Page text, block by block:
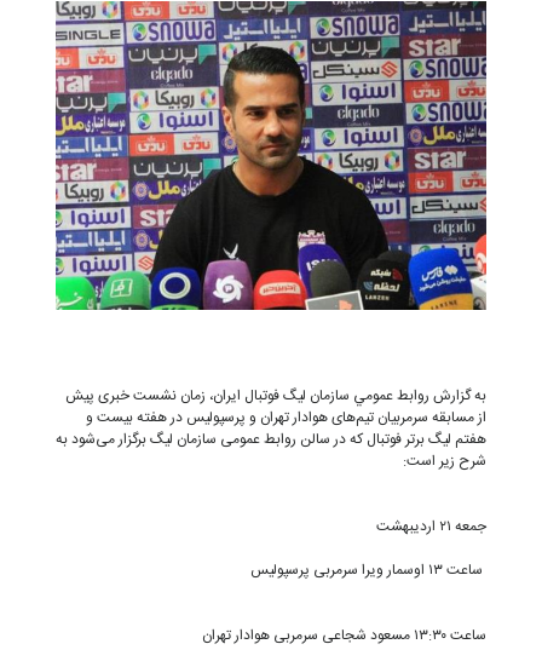
به گزارش روابط عمومي سازمان لیگ فوتبال ایران، زمان نشست خبری پیش
از مسابقه سرمربیان تیم‌های هوادار تهران و پرسپولیس در هفته بیست و
هفتم لیگ برتر فوتبال که در سالن روابط عمومی سازمان لیگ برگزار می‌شود به
شرح زیر است:
جمعه ۲۱ اردیبهشت
ساعت ۱۳ اوسمار ویرا سرمربی پرسپولیس
ساعت ۱۳:۳۰ مسعود شجاعی سرمربی هوادار تهران